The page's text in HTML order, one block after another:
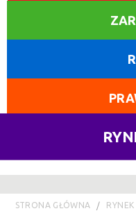
STRONA GŁÓWNA